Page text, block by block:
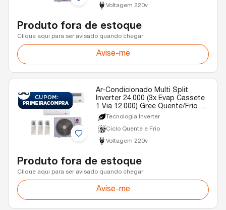
Voltagem 220v
Produto fora de estoque
Clique aqui para ser avisado quando chegar
Avise-me
Ar-Condicionado Multi Split
Inverter 24.000 (3x Evap Cassete
1 Via 12.000) Gree Quente/Frio R-
32 220v
Tecnologia Inverter
Ciclo Quente e Frio
Voltagem 220v
Produto fora de estoque
Clique aqui para ser avisado quando chegar
Avise-me